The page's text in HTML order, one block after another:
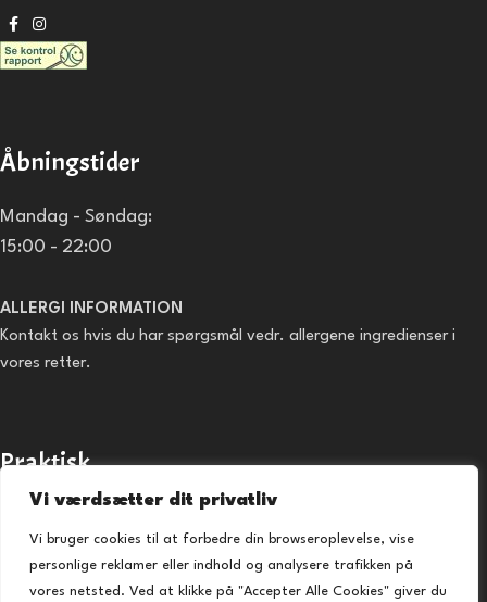
Vi værdsætter dit privatliv
Vi bruger cookies til at forbedre din browseroplevelse, vise
personlige reklamer eller indhold og analysere trafikken på
vores netsted. Ved at klikke på "Accepter Alle Cookies" giver du
Åbningstider
Mandag - Søndag:
15:00 - 22:00
ALLERGI INFORMATION
Kontakt os hvis du har spørgsmål vedr. allergene ingredienser i
vores retter.
Praktisk
Takeaway
Kontakt os